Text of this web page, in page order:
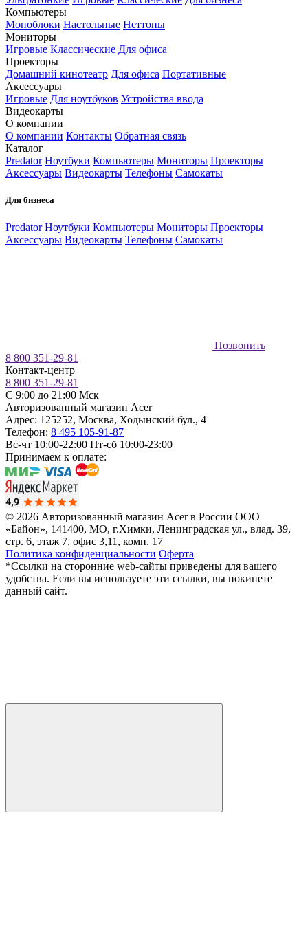
Компьютеры
Моноблоки Настольные Неттопы
Мониторы
Игровые Классические Для офиса
Проекторы
Домашний кинотеатр Для офиса Портативные
Аксессуары
Игровые Для ноутбуков Устройства ввода
Видеокарты
О компании
О компании Контакты Обратная связь
Каталог
Predator Ноутбуки Компьютеры Мониторы Проекторы
Аксессуары Видеокарты Телефоны Самокаты
Для бизнеса
Predator Ноутбуки Компьютеры Мониторы Проекторы
Аксессуары Видеокарты Телефоны Самокаты
Позвонить
8 800 351-29-81
Контакт-центр
8 800 351-29-81
C 9:00 до 21:00 Мск
Авторизованный магазин Acer
Адрес: 125252, Москва, Ходынский бул., 4
Телефон: 8 495 105-91-87
Вс-чт 10:00-22:00 Пт-сб 10:00-23:00
Принимаем к оплате:
© 2026 Авторизованный магазин Acer в России ООО
«Байон», 141400, МО, г.Химки, Ленинградская ул., влад. 39,
стр. 6, этаж 7, офис 3,11, комн. 17
Политика конфиденциальности Оферта
*Ссылки на сторонние web-сайты приведены для вашего
удобства. Если вы используете эти ссылки, вы покинете
данный сайт.